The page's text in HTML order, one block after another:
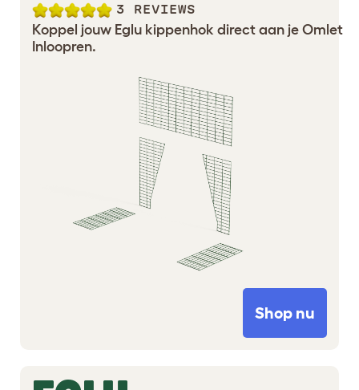
3 REVIEWS
Koppel jouw Eglu kippenhok direct aan je Omlet
Inloopren.
Shop nu